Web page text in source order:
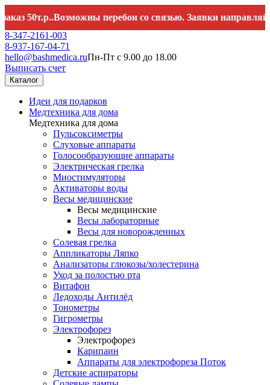
перебои со связью. Заявки направляйте на
8-347-2161-003
8-937-167-04-71
hello@bashmedica.ruПн-Пт с 9.00 до 18.00
Выписать счет
Каталог
Идеи для подарков
Медтехника для дома
Медтехника для дома
Пульсоксиметры
Слуховые аппараты
Голосообразующие аппараты
Электрическая грелка
Миостимуляторы
Активаторы воды
Весы медицинские
Весы медицинские
Весы лабораторные
Весы для новорожденных
Солевая грелка
Аппликаторы Ляпко
Анализаторы глюкозы/холестерина
Уход за полостью рта
Витафон
Ледоходы Антилёд
Тонометры
Гигрометры
Электрофорез
Электрофорез
Карипаин
Аппараты для электрофореза Поток
Детские аспираторы